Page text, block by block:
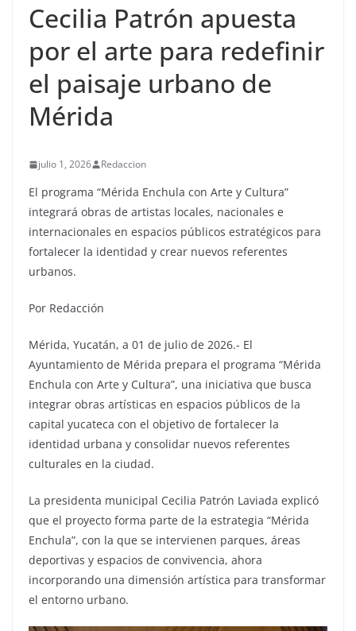
Cecilia Patrón apuesta
por el arte para redefinir
el paisaje urbano de
Mérida
julio 1, 2026 Redaccion
El programa “Mérida Enchula con Arte y Cultura”
integrará obras de artistas locales, nacionales e
internacionales en espacios públicos estratégicos para
fortalecer la identidad y crear nuevos referentes
urbanos.
Por Redacción
Mérida, Yucatán, a 01 de julio de 2026.- El
Ayuntamiento de Mérida prepara el programa “Mérida
Enchula con Arte y Cultura”, una iniciativa que busca
integrar obras artísticas en espacios públicos de la
capital yucateca con el objetivo de fortalecer la
identidad urbana y consolidar nuevos referentes
culturales en la ciudad.
La presidenta municipal Cecilia Patrón Laviada explicó
que el proyecto forma parte de la estrategia “Mérida
Enchula”, con la que se intervienen parques, áreas
deportivas y espacios de convivencia, ahora
incorporando una dimensión artística para transformar
el entorno urbano.